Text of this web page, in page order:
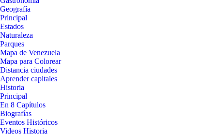
Geografía
Principal
Estados
Naturaleza
Parques
Mapa de Venezuela
Mapa para Colorear
Distancia ciudades
Aprender capitales
Historia
Principal
En 8 Capítulos
Biografías
Eventos Históricos
Videos Historia